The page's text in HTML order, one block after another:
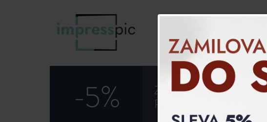
-5%
ZAREGISTRUJTE SE
PROMOKÓD NA